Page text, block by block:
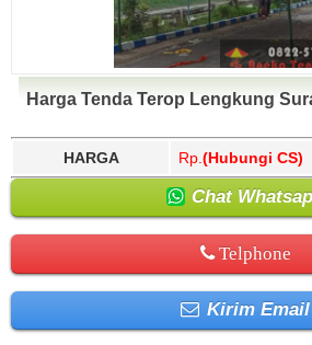
Harga Tenda Terop Lengkung
HARGA Rp. (Hubungi CS)
Chat
Telphone
Kirim Email